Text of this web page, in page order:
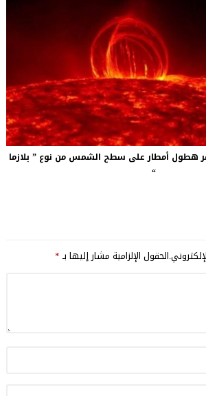
هطول أمطار على سطح الشمس من نوع ” بلازما
“
الحقول الإلزامية مشار إليها بـ*